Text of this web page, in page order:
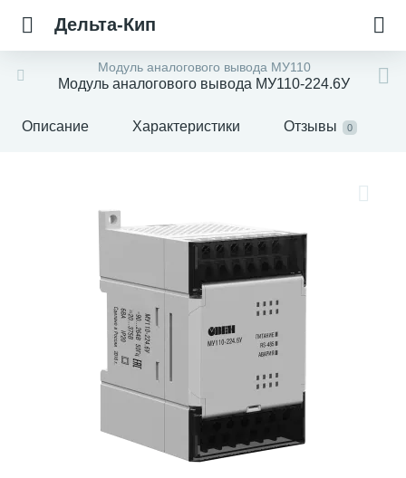
Дельта-Кип
Модуль аналогового вывода МУ110
Модуль аналогового вывода МУ110-224.6У
Описание Характеристики Отзывы 0